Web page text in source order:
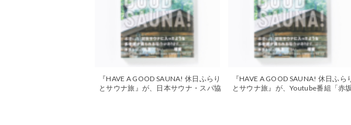
『HAVE A GOOD SAUNA! 休日ふらり
とサウナ旅』が、日本サウナ・スパ協
『HAVE A GOOD SAUNA! 休日ふら
とサウナ旅』が、Youtube番組「赤坂